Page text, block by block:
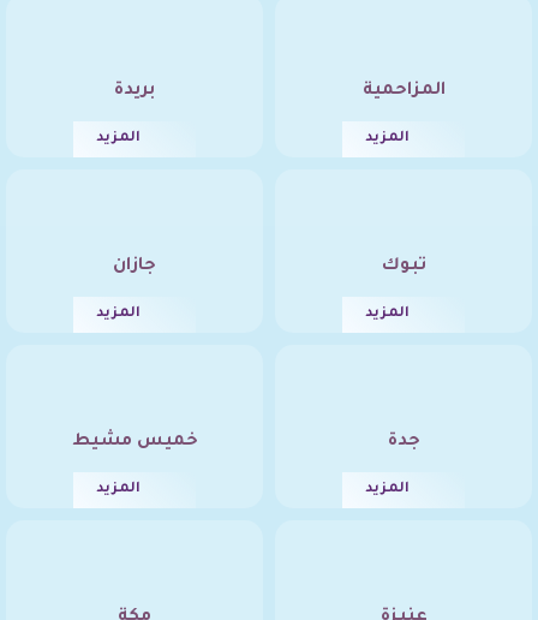
المزاحمية
المزيد
بريدة
المزيد
تبوك
المزيد
جازان
المزيد
جدة
المزيد
خميس مشيط
المزيد